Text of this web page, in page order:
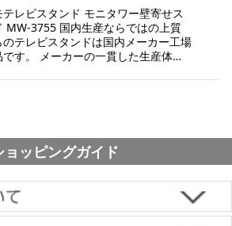
テレビスタンド モニタワー壁寄せス
MW-3755 国内生産ならではの上質
のテレビスタンドは国内メーカー工場
です。 メーカーの一貫した生産体…
ョッピングガイド